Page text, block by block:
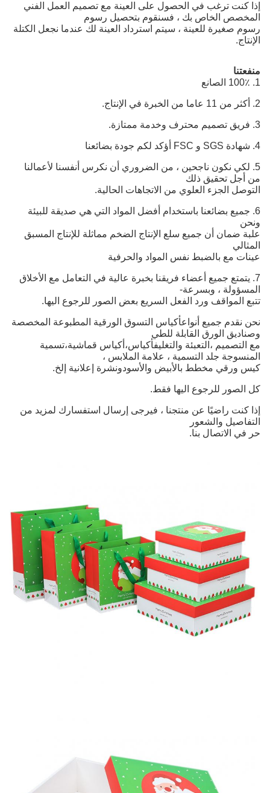
إذا كنت ترغب في الحصول على العينة مع تصميم العمل الفني
المخصص الخاص بك ، فسنقوم بتحصيل رسوم
رسوم صغيرة للعينة ، سيتم استرداد العينة لك عندما نجعل الكتلة
الإنتاج.
منفعتنا
1. 100٪ الصانع
2. أكثر من 11 عاما من الخبرة في الإنتاج.
3. فريق تصميم محترف وخدمة ممتازة.
4. شهادة SGS و FSC أؤكد لكم جودة بضائعنا
5. لكي نكون ناجحين ، من الضروري أن نكرس أنفسنا لأعمالنا
من أجل تحقيق ذلك
التوصل الجزء العلوي من الاتجاهات الحالية.
6. جميع بضائعنا باستخدام أفضل المواد التي هي صديقة للبيئة
ونحن
علبة ضمان أن جميع سلع الإنتاج الضخم مماثلة للإنتاج المسبق
المثالي
عينات مع بالضبط نفس المواد والحرفية
7. يتمتع جميع أعضاء فريقنا بخبرة عالية في التعامل مع الأخلاق
المسؤولة ، وبسرعة-
تتبع المواقف ورد الفعل السريع بعض الصور للرجوع اليها.
نحن نقدم جميع أنواعأكياس التسوق الورقية المطبوعة المخصصة
وصناديق الورق القابلة للطي
مع التصميم ، التعبئة والتغليفأكياس،أكياس قماشية،تسمية
المنسوجة جلد التسمية ، علامة الملابس ،
كيس ورقي مخطط بالأبيض والأسودونشرة إعلانية إلخ.
كل الصور للرجوع اليها فقط.
إذا كنت راضيًا عن منتجنا ، فيرجى إرسال استفسارك لمزيد من
التفاصيل والشعور
حر في الاتصال بنا.